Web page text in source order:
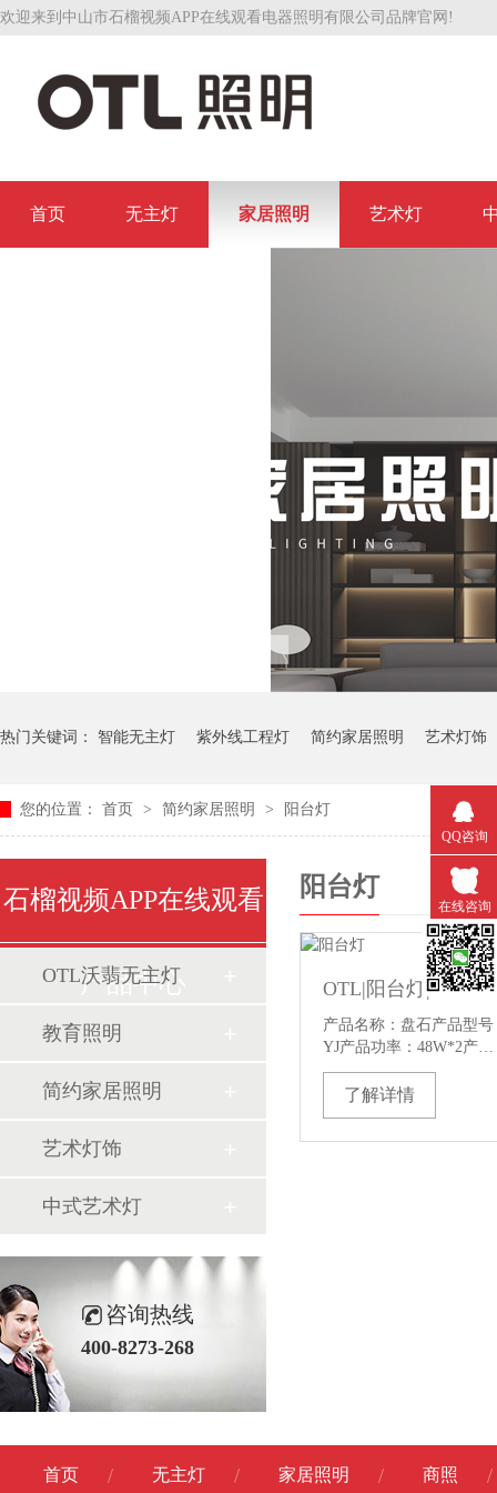
欢迎来到中山市石榴视频APP在线观看电器照明有限公司品牌官网!
首页 无主灯 家居照明 艺术灯
热门关键词： 智能无主灯 紫外线工程灯 简约家居照明 艺术灯饰
您的位置： 首页 > 简约家居照明 > 阳台灯
石榴视频APP在线观看
产品中心
OTL沃翡无主灯
教育照明
简约家居照明
艺术灯饰
中式艺术灯
咨询热线
400-8273-268
阳台灯
OTL|阳台灯|OTL-
产品名称：盘石产品型
YJ产品功率：48W*2产…
了解详情
首页 无主灯 家居照明 商照
QQ咨询
在线咨询
微信扫一扫